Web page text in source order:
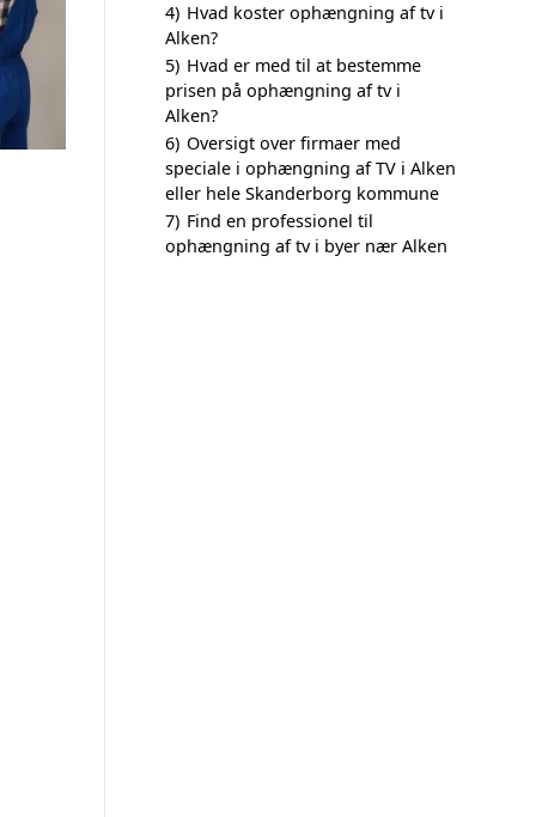
4) Hvad koster ophængning af tv i
Alken?
5) Hvad er med til at bestemme
prisen på ophængning af tv i
Alken?
6) Oversigt over firmaer med
speciale i ophængning af TV i Alken
eller hele Skanderborg kommune
7) Find en professionel til
ophængning af tv i byer nær Alken